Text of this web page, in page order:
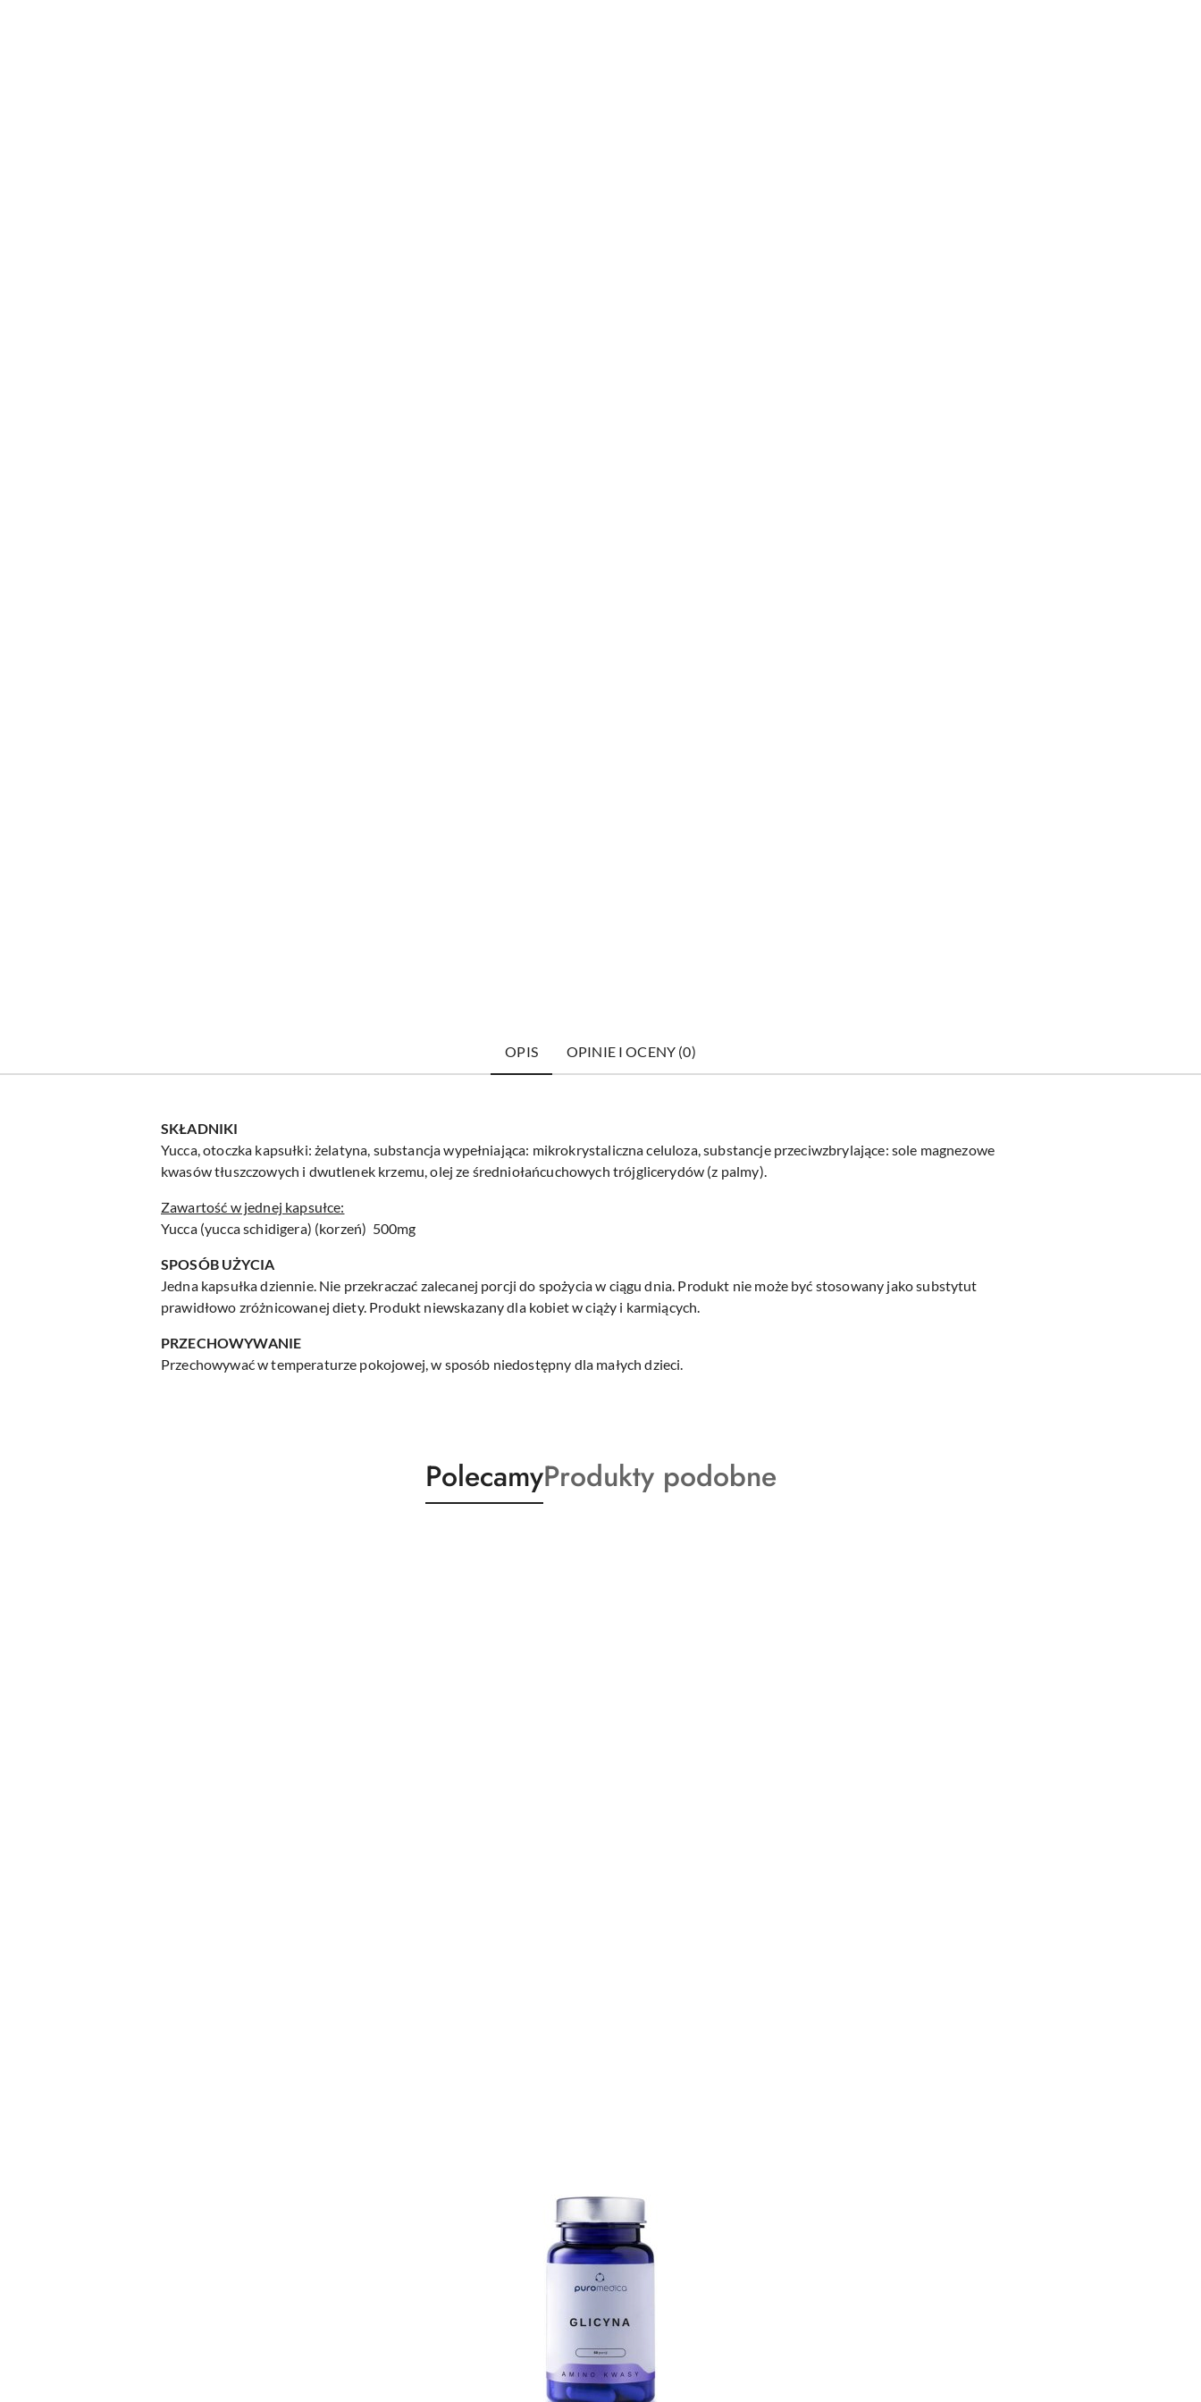
OPIS OPINIE I OCENY (0)
SKŁADNIKI
Yucca, otoczka kapsułki: żelatyna, substancja wypełniająca: mikrokrystaliczna celuloza, substancje przeciwzbrylające: sole magnezowe
kwasów tłuszczowych i dwutlenek krzemu, olej ze średniołańcuchowych trójglicerydów (z palmy).
Zawartość w jednej kapsułce:
Yucca (yucca schidigera) (korzeń) 500mg
SPOSÓB UŻYCIA
Jedna kapsułka dziennie. Nie przekraczać zalecanej porcji do spożycia w ciągu dnia. Produkt nie może być stosowany jako substytut
prawidłowo zróżnicowanej diety. Produkt niewskazany dla kobiet w ciąży i karmiących.
PRZECHOWYWANIE
Przechowywać w temperaturze pokojowej, w sposób niedostępny dla małych dzieci.
Produkty
o
PolecamyProdukty
o
Produkty podobne